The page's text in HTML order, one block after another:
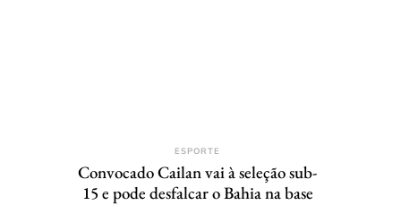
ESPORTE
Convocado Cailan vai à seleção sub-
15 e pode desfalcar o Bahia na base